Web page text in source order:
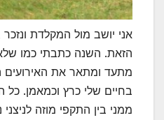
אני יושב מול המקלדת
הזאת. השנה כתבתי כמו
מתעד ומתאר את האירועים
בחיים שלי כרץ וכמאמן.
ממני בין התקפי מוזה לניצני